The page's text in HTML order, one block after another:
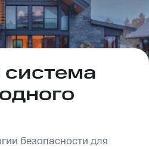
безопасности для